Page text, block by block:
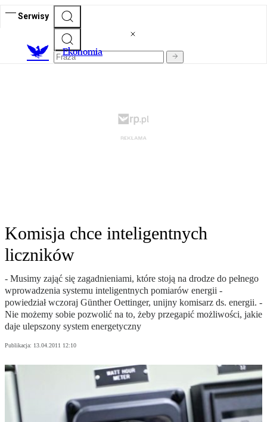
Serwisy
Ekonomia
Komisja chce inteligentnych
liczników
- Musimy zająć się zagadnieniami, które stoją na drodze do pełnego
wprowadzenia systemu inteligentnych pomiarów energii -
powiedział wczoraj Günther Oettinger, unijny komisarz ds. energii. -
Nie możemy sobie pozwolić na to, żeby przegapić możliwości, jakie
daje ulepszony system energetyczny
Publikacja: 13.04.2011 12:10